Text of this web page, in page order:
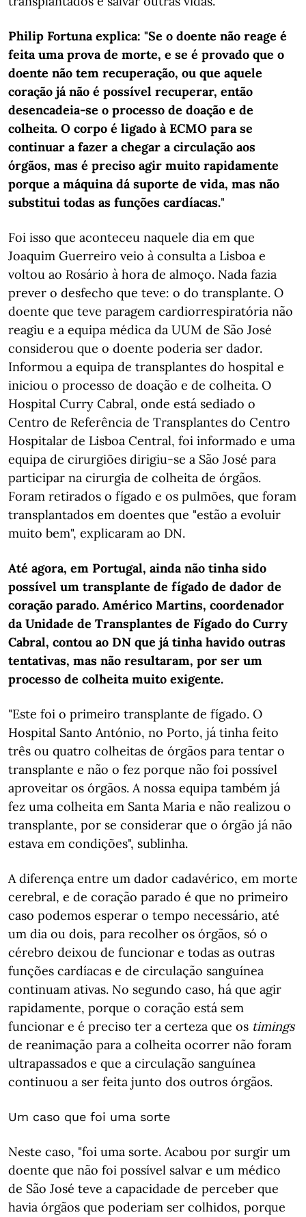
Philip Fortuna explica: "Se o doente não reage é
feita uma prova de morte, e se é provado que o
doente não tem recuperação, ou que aquele
coração já não é possível recuperar, então
desencadeia-se o processo de doação e de
colheita. O corpo é ligado à ECMO para se
continuar a fazer a chegar a circulação aos
órgãos, mas é preciso agir muito rapidamente
porque a máquina dá suporte de vida, mas não
substitui todas as funções cardíacas."
Foi isso que aconteceu naquele dia em que
Joaquim Guerreiro veio à consulta a Lisboa e
voltou ao Rosário à hora de almoço. Nada fazia
prever o desfecho que teve: o do transplante. O
doente que teve paragem cardiorrespiratória não
reagiu e a equipa médica da UUM de São José
considerou que o doente poderia ser dador.
Informou a equipa de transplantes do hospital e
iniciou o processo de doação e de colheita. O
Hospital Curry Cabral, onde está sediado o
Centro de Referência de Transplantes do Centro
Hospitalar de Lisboa Central, foi informado e uma
equipa de cirurgiões dirigiu-se a São José para
participar na cirurgia de colheita de órgãos.
Foram retirados o fígado e os pulmões, que foram
transplantados em doentes que "estão a evoluir
muito bem", explicaram ao DN.
Até agora, em Portugal, ainda não tinha sido
possível um transplante de fígado de dador de
coração parado. Américo Martins, coordenador
da Unidade de Transplantes de Fígado do Curry
Cabral, contou ao DN que já tinha havido outras
tentativas, mas não resultaram, por ser um
processo de colheita muito exigente.
"Este foi o primeiro transplante de fígado. O
Hospital Santo António, no Porto, já tinha feito
três ou quatro colheitas de órgãos para tentar o
transplante e não o fez porque não foi possível
aproveitar os órgãos. A nossa equipa também já
fez uma colheita em Santa Maria e não realizou o
transplante, por se considerar que o órgão já não
estava em condições", sublinha.
A diferença entre um dador cadavérico, em morte
cerebral, e de coração parado é que no primeiro
caso podemos esperar o tempo necessário, até
um dia ou dois, para recolher os órgãos, só o
cérebro deixou de funcionar e todas as outras
funções cardíacas e de circulação sanguínea
continuam ativas. No segundo caso, há que agir
rapidamente, porque o coração está sem
funcionar e é preciso ter a certeza que os timings
de reanimação para a colheita ocorrer não foram
ultrapassados e que a circulação sanguínea
continuou a ser feita junto dos outros órgãos.
Um caso que foi uma sorte
Neste caso, "foi uma sorte. Acabou por surgir um
doente que não foi possível salvar e um médico
de São José teve a capacidade de perceber que
havia órgãos que poderiam ser colhidos, porque